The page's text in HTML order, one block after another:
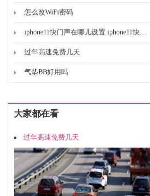
引导点击确定。3、点击重新启
动，重启后会自动进入安全模
式。
怎么改WiFi密码
iphone11快门声在哪儿设置 iphone11快门声的设置位置
过年高速免费几天
气垫BB好用吗
大家都在看
过年高速免费几天